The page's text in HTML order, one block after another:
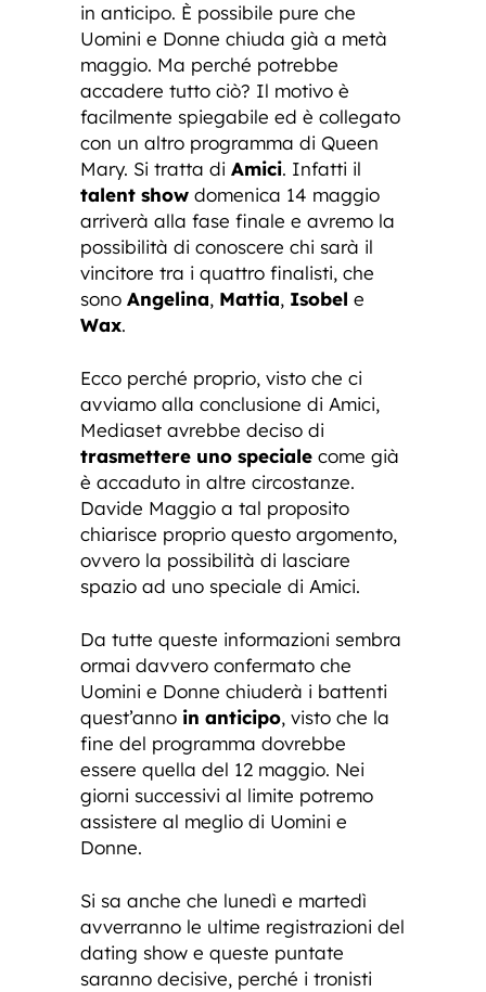
in anticipo. È possibile pure che
Uomini e Donne chiuda già a metà
maggio. Ma perché potrebbe
accadere tutto ciò? Il motivo è
facilmente spiegabile ed è collegato
con un altro programma di Queen
Mary. Si tratta di Amici. Infatti il
talent show domenica 14 maggio
arriverà alla fase finale e avremo la
possibilità di conoscere chi sarà il
vincitore tra i quattro finalisti, che
sono Angelina, Mattia, Isobel e
Wax.
Ecco perché proprio, visto che ci
avviamo alla conclusione di Amici,
Mediaset avrebbe deciso di
trasmettere uno speciale come già
è accaduto in altre circostanze.
Davide Maggio a tal proposito
chiarisce proprio questo argomento,
ovvero la possibilità di lasciare
spazio ad uno speciale di Amici.
Da tutte queste informazioni sembra
ormai davvero confermato che
Uomini e Donne chiuderà i battenti
quest’anno in anticipo, visto che la
fine del programma dovrebbe
essere quella del 12 maggio. Nei
giorni successivi al limite potremo
assistere al meglio di Uomini e
Donne.
Si sa anche che lunedì e martedì
avverranno le ultime registrazioni del
dating show e queste puntate
saranno decisive, perché i tronisti